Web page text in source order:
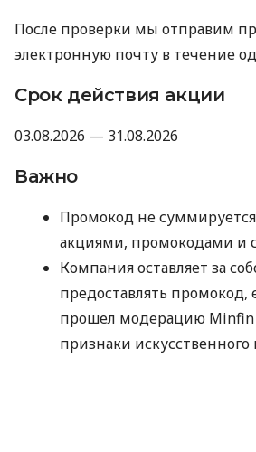
После проверки мы отправим
электронную почту в течение
Срок действия акции
03.08.2026 — 31.08.2026
Важно
Промокод не
акциями, промокодами и
Компания оставляет за
предоставлять промокод,
прошел модерацию
признаки искусственного